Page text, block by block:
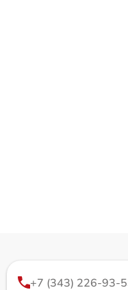
+7 (343) 226-93-